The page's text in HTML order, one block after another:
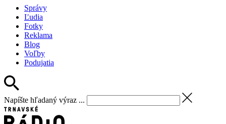
Správy
Ľudia
Fotky
Reklama
Blog
Voľby
Podujatia
Napíšte hľadaný výraz ...